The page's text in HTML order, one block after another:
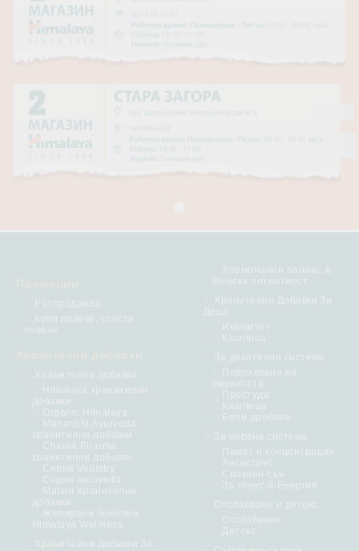
Разпродажба
Купи повече, спести
повече
Хранителни добавки
Himalaya хранителни
добавки
Organic Himalaya
Maharishi Ayurveda
хранителни добавки
Charak Pharma
хранителни добавки
Серия Vedistry
Серия Innoveda
Matxin Хранителни
добавки
Желирани бонбони
Himalaya Wellness
Хранителни Добавки За
Хормонален баланс &
Женска потентност
Хранителни Добавки За
Деца
Имунитет
Кашлица
За дихателна система
Подсилване на
имунитета
Простуда
Кашлица
Бели дробове
За нервна система
Памет и концентрация
Антистрес
Спокоен сън
За тонус & Енергия
Отслабване и детокс
Отслабване
Детокс